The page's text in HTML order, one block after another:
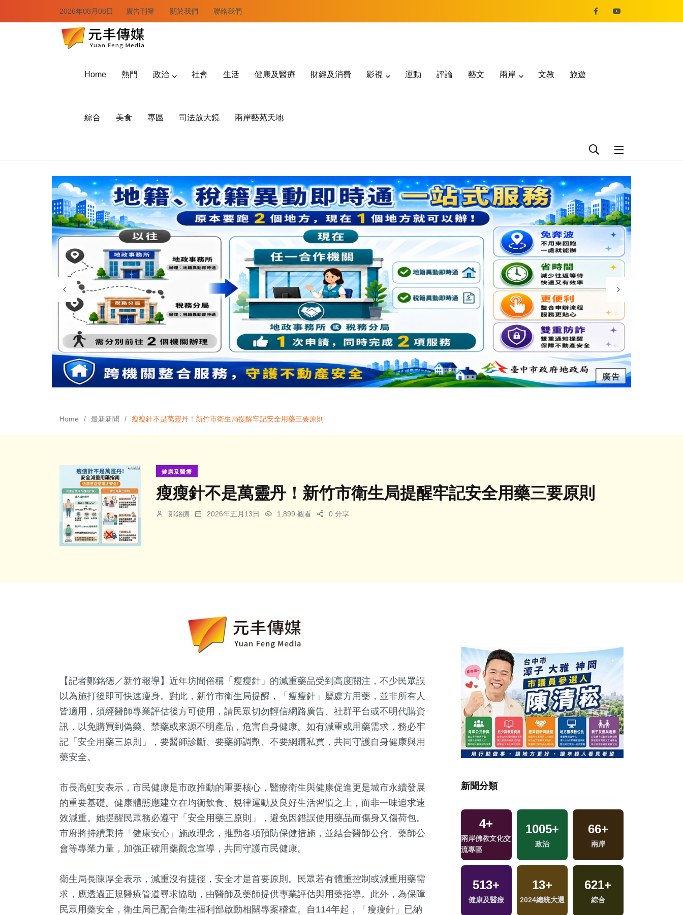
2026年08月08日 廣告刊登 關於我們 聯絡我們
Home 熱門 政治 社會 生活 健康及醫療 財經及消費 影視 運動 評論 藝文 兩岸 文教 旅遊
綜合 美食 專區 司法放大鏡 兩岸藝苑天地
Home 最新新聞 瘦瘦針不是萬靈丹！新竹市衛生局提醒牢記安全用藥三要原則
健康及醫療
瘦瘦針不是萬靈丹！新竹市衛生局提醒牢記安全用藥三要原則
鄭銘德 2026年五月13日 1,899 觀看 0 分享
【記者鄭銘德／新竹報導】近年坊間俗稱「瘦瘦針」的減重藥品受到高度關注，不少民眾誤
以為施打後即可快速瘦身。對此，新竹市衛生局提醒，「瘦瘦針」屬處方用藥，並非所有人
皆適用，須經醫師專業評估後方可使用，請民眾切勿輕信網路廣告、社群平台或不明代購資
訊，以免購買到偽藥、禁藥或來源不明產品，危害自身健康。如有減重或用藥需求，務必牢
記「安全用藥三原則」，要醫師診斷、要藥師調劑、不要網購私買，共同守護自身健康與用
藥安全。
市長高虹安表示，市民健康是市政推動的重要核心，醫療衛生與健康促進更是城市永續發展
的重要基礎。健康體態應建立在均衡飲食、規律運動及良好生活習慣之上，而非一味追求速
效減重。她提醒民眾務必遵守「安全用藥三原則」，避免因錯誤使用藥品而傷身又傷荷包。
市府將持續秉持「健康安心」施政理念，推動各項預防保健措施，並結合醫師公會、藥師公
會等專業力量，加強正確用藥觀念宣導，共同守護市民健康。
衛生局長陳厚全表示，減重沒有捷徑，安全才是首要原則。民眾若有體重控制或減重用藥需
求，應透過正規醫療管道尋求協助，由醫師及藥師提供專業評估與用藥指導。此外，為保障
民眾用藥安全，衛生局已配合衛生福利部啟動相關專案稽查。自114年起，「瘦瘦針」已納
新聞分類
+
2023金鐘獎
9+
綜藝
+
影視
312+
熱門
35+
兩岸道教文化交
流專區
12 +
海峽論壇專區
2+
福建林公信俗文
化專區
617+
1234+
社會
10+
演唱會
150
4+
兩岸佛教文化交
流專區
1005+
政治
66+
兩岸
513+
健康及醫療
13+
2024總統大選
621+
綜合